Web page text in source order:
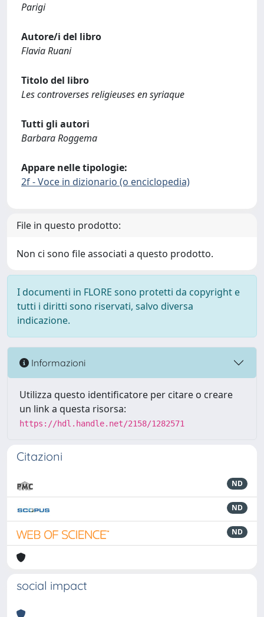
Parigi
Autore/i del libro
Flavia Ruani
Titolo del libro
Les controverses religieuses en syriaque
Tutti gli autori
Barbara Roggema
Appare nelle tipologie:
2f - Voce in dizionario (o enciclopedia)
File in questo prodotto:
Non ci sono file associati a questo prodotto.
I documenti in FLORE sono protetti da copyright e
tutti i diritti sono riservati, salvo diversa
indicazione.
Informazioni
Utilizza questo identificatore per citare o creare
un link a questa risorsa:
https://hdl.handle.net/2158/1282571
Citazioni
ND
ND
ND
social impact